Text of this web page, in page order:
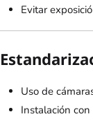
Evitar
Uso de
Instalación